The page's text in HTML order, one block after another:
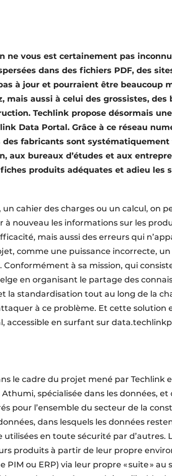
ne vous est certainement pas
dans des fichiers PDF, des
à jour et pourraient être beaucoup
mais aussi à celui des grossistes, des
Techlink propose désormais
Data Portal. Grâce à ce réseau
fabricants sont systématiquement
aux bureaux d’études et aux
produits adéquates et adieu les
cahier des charges ou un calcul, on
nouveau les informations sur les
mais aussi des erreurs qui
comme une puissance incorrecte,
à sa mission, qui
en organisant le partage des
la standardisation tout au long de la
à ce problème. Et cette solution
accessible en surfant sur
le cadre du projet mené par Techlink
spécialisée dans les données, et
pour l’ensemble du secteur de la
dans lesquels les données
en toute sécurité par d’autres.
produits à partir de leur propre
ou ERP) via leur propre « suite » au